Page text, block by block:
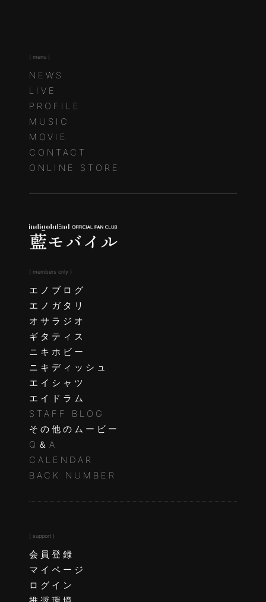
( menu )
NEWS
LIVE
PROFILE
MUSIC
MOVIE
CONTACT
ONLINE STORE
( members only )
エノブログ
エノガタリ
オサラジオ
ギタティス
ニキホビー
ニキディッシュ
エイシャツ
エイドラム
STAFF BLOG
その他のムービー
Q＆A
CALENDAR
BACK NUMBER
( support )
会員登録
マイページ
ログイン